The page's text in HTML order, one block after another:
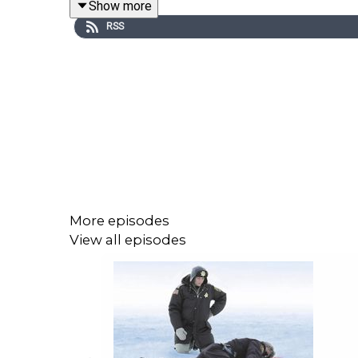
Show more
RSS
More episodes
View all episodes